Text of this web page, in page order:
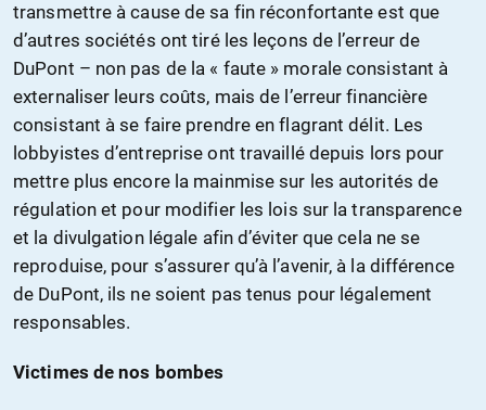
transmettre à cause de sa fin réconfortante est que
d’autres sociétés ont tiré les leçons de l’erreur de
DuPont – non pas de la « faute » morale consistant à
externaliser leurs coûts, mais de l’erreur financière
consistant à se faire prendre en flagrant délit. Les
lobbyistes d’entreprise ont travaillé depuis lors pour
mettre plus encore la mainmise sur les autorités de
régulation et pour modifier les lois sur la transparence
et la divulgation légale afin d’éviter que cela ne se
reproduise, pour s’assurer qu’à l’avenir, à la différence
de DuPont, ils ne soient pas tenus pour légalement
responsables.
Victimes de nos bombes